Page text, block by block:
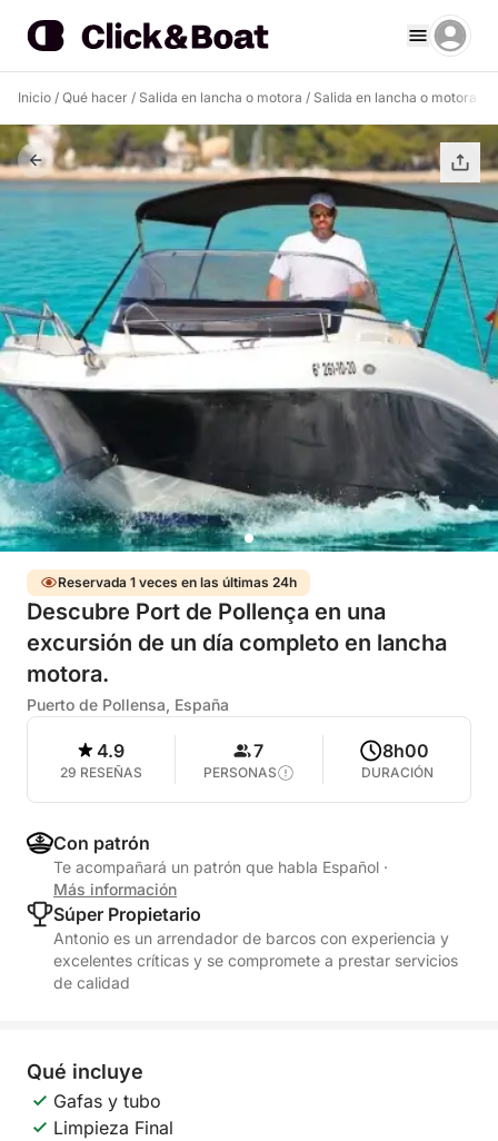
Inicio / Qué hacer / Salida en lancha o motora / Salida en lancha o motora
Reservada 1 veces en las últimas 24h
Descubre Port de Pollença en una
excursión de un día completo en lancha
motora.
Puerto de Pollensa, España
4.9
29 RESEÑAS
7
PERSONAS
8h00
DURACIÓN
Con patrón
Te acompañará un patrón que habla Español ·
Más información
Súper Propietario
Antonio es un arrendador de barcos con experiencia y
excelentes críticas y se compromete a prestar servicios
de calidad
Qué incluye
Gafas y tubo
Limpieza Final